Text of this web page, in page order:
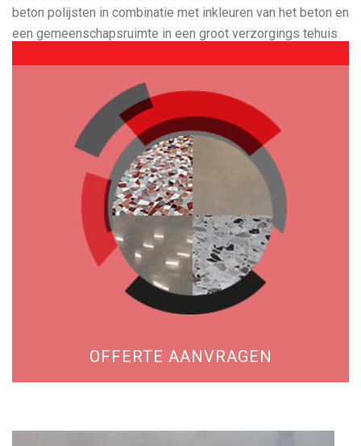
beton polijsten in combinatie met inkleuren van het beton en
een gemeenschapsruimte in een groot verzorgings tehuis
OFFERTE AANVRAGEN